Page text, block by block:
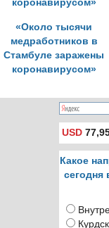
«Около тысячи
медработников в
Стамбуле заражены
коронавирусом»
USD
Какое
сегодня